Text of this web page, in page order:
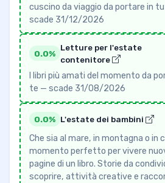
cuscino da viaggio da portare in
scade 31/12/2026
0.0%
Letture per l'estate
contenitore
I libri più amati del momento da
te — scade 31/08/2026
0.0% L'estate dei bambini
Che sia al mare, in montagna o in
momento perfetto per vivere
pagine di un libro. Storie da
scoprire, attività creative e